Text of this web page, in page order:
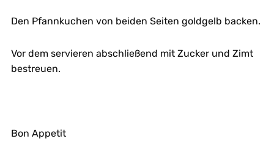
Den Pfannkuchen von beiden Seiten goldgelb backen.
Vor dem servieren abschließend mit Zucker und Zimt
bestreuen.
Bon Appetit